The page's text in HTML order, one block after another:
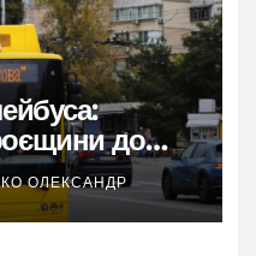
до
ОЛЕКСАНДР